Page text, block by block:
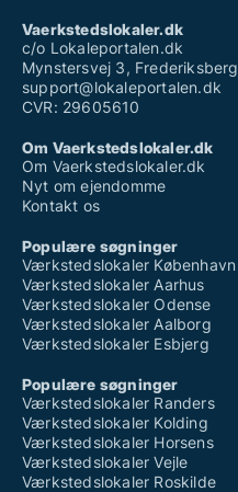
Vaerkstedslokaler.dk
c/o Lokaleportalen.dk
Mynstersvej 3, Frederiksberg
support@lokaleportalen.dk
CVR: 29605610
Om Vaerkstedslokaler.dk
Om Vaerkstedslokaler.dk
Nyt om ejendomme
Kontakt os
Populære søgninger
Værkstedslokaler København
Værkstedslokaler Aarhus
Værkstedslokaler Odense
Værkstedslokaler Aalborg
Værkstedslokaler Esbjerg
Populære søgninger
Værkstedslokaler Randers
Værkstedslokaler Kolding
Værkstedslokaler Horsens
Værkstedslokaler Vejle
Værkstedslokaler Roskilde